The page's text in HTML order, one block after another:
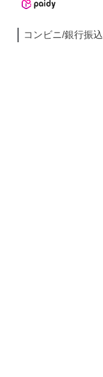
コンビニ/銀行振込